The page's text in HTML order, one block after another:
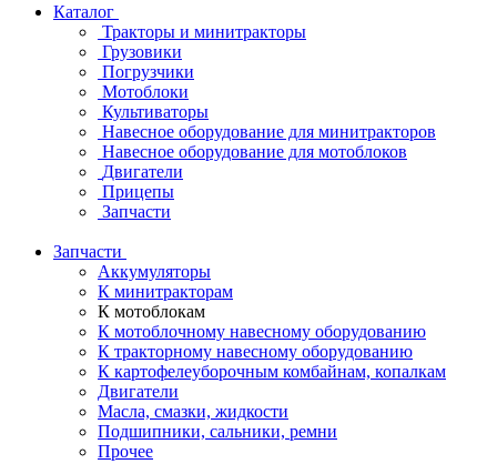
Каталог
Тракторы и минитракторы
Грузовики
Погрузчики
Мотоблоки
Культиваторы
Навесное оборудование для минитракторов
Навесное оборудование для мотоблоков
Двигатели
Прицепы
Запчасти
Запчасти
Аккумуляторы
К минитракторам
К мотоблокам
К мотоблочному навесному оборудованию
К тракторному навесному оборудованию
К картофелеуборочным комбайнам, копалкам
Двигатели
Масла, смазки, жидкости
Подшипники, сальники, ремни
Прочее